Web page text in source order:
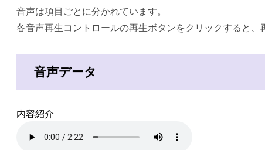
音声は項目ごとに分かれています。
各音声再生コントロールの再生ボタンをクリックすると、
音声データ
内容紹介